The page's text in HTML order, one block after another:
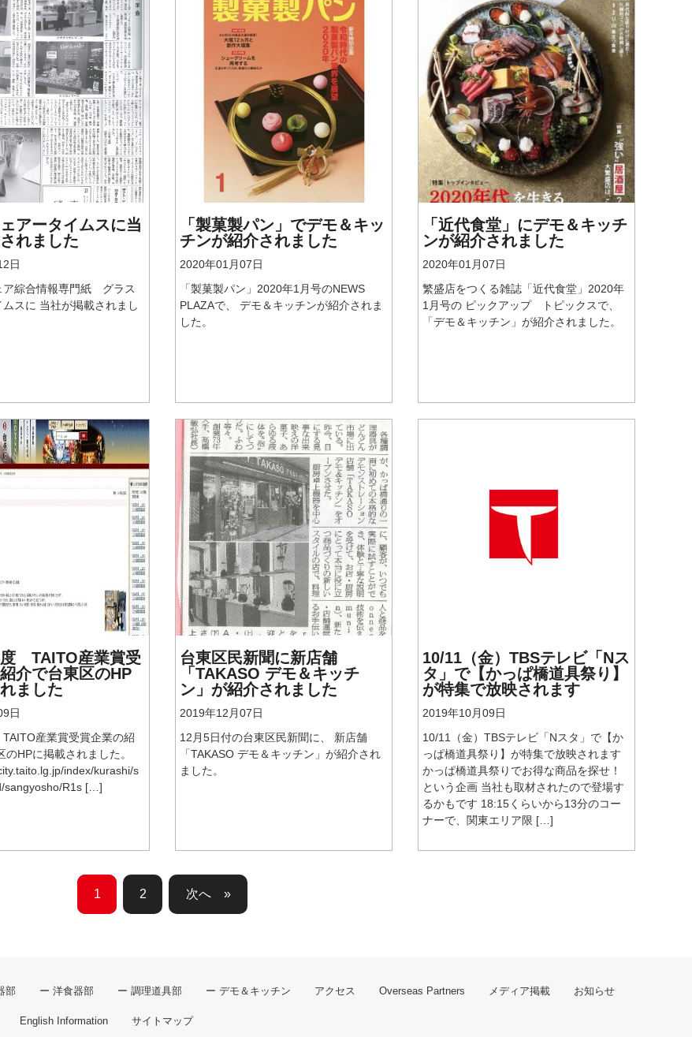
アータイムスに当
れました
日
ア綜合情報専門紙 グラス
スに 当社が掲載されまし
「製菓製パン」でデモ＆キッ
チンが紹介されました
2020年01月07日
「製菓製パン」2020年1月号のNEWS
PLAZAで、 デモ＆キッチンが紹介されま
した。
「近代食堂」にデモ＆キッチ
ンが紹介されました
2020年01月07日
繁盛店をつくる雑誌「近代食堂」2020年
1月号の ピックアップ トピックスで、
「デモ＆キッチン」が紹介されました。
TAITO産業賞受
介で台東区のHP
ました
日
産業賞受賞企業の紹
のHPに掲載されました。
index/kurashi/s
sangyosho/R1s […]
台東区民新聞に新店舗
「TAKASO デモ＆キッチ
ン」が紹介されました
2019年12月07日
12月5日付の台東区民新聞に、 新店舗
「TAKASO デモ＆キッチン」が紹介され
ました。
10/11（金）TBSテレビ「Nス
タ」で【かっぱ橋道具祭り】
が特集で放映されます
2019年10月09日
10/11（金）TBSテレビ「Nスタ」で【か
っぱ橋道具祭り】が特集で放映されます
かっぱ橋道具祭りでお得な商品を探せ！
という企画 当社も取材されたので登場す
るかもです 18:15くらいから13分のコー
ナーで、関東エリア限 […]
1 2 »
部 ー 洋食器部 ー 調理道具部 ー デモ＆キッチン アクセス Overseas Partners メディア掲載 お知らせ
English Information サイトマップ